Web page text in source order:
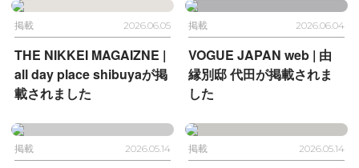
掲載 2026.06.05
THE NIKKEI MAGAIZNE |
all day place shibuyaが掲
載されました
掲載 2026.06.04
VOGUE JAPAN web | 由
縁別邸 代田が掲載されま
した
掲載 2026.05.14 掲載 2026.05.14